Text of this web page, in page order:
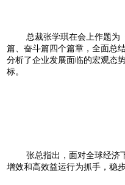
总裁张学琪在会上作题为
篇、奋斗篇四个篇章，全面总
分析了企业发展面临的宏观态
标。
张总指出，面对全球经济
增效和高效益运行为抓手，稳